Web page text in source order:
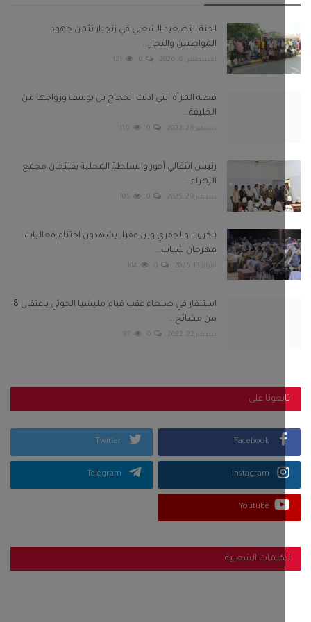
لجنة التصعيد الشعبي في زنجبار تثمن جهود
المواطنين والتجار...
أغسطس 6, 2026 0
121
قصة المرأة التي اذلت الحجاج بن يوسف وزواجها من
الخليفة...
0
119
رئيس انتقالي أحور والسلطة المحلية يفتتحان مجمع
الزهراء...
سبتمبر 29, 2025 0
105
باكريت والجفري وبن عفرار يشهدون اختتام فعاليات
مهرجان شباب...
فبراير 13, 2025 0
104
استنفار في صنعاء عقب قيام مليشيا الحوثي باعتقال 8
من مشائخ...
0
97
على
Facebook
Twitter
Instagram
Telegram
Youtube
الشعبية